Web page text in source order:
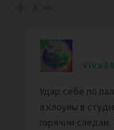
2
Удар себе по
а клоуны в
горячим